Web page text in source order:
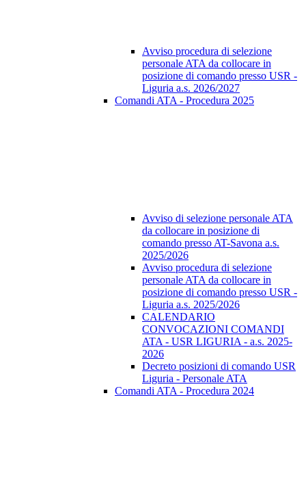
Avviso procedura di selezione
personale ATA da collocare in
posizione di comando presso USR -
Liguria a.s. 2026/2027
Comandi ATA - Procedura 2025
Avviso di selezione personale ATA
da collocare in posizione di
comando presso AT-Savona a.s.
2025/2026
Avviso procedura di selezione
personale ATA da collocare in
posizione di comando presso USR -
Liguria a.s. 2025/2026
CALENDARIO
CONVOCAZIONI COMANDI
ATA - USR LIGURIA - a.s. 2025-
2026
Decreto posizioni di comando USR
Liguria - Personale ATA
Comandi ATA - Procedura 2024